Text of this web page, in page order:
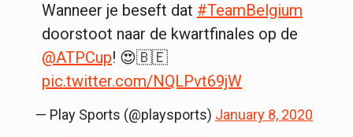
Wanneer je beseft dat #TeamBelgium
doorstoot naar de kwartfinales op de
@ATPCup! 😍🇧🇪
pic.twitter.com/NQLPvt69jW
— Play Sports (@playsports) January 8, 2020